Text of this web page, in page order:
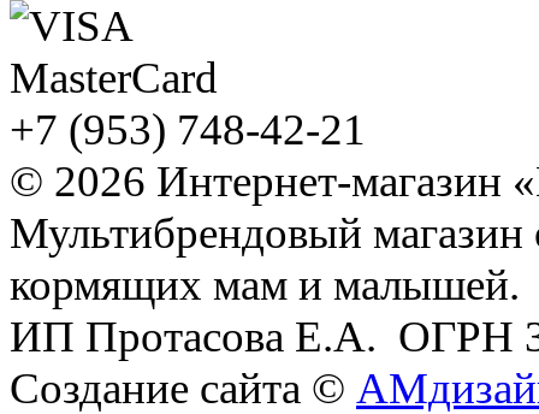
+7 (953) 748-42-21
© 2026 Интернет-магазин
Мультибрендовый
кормящих мам и малышей.
ИП Протасова Е.А. ОГРН
Создание сайта ©